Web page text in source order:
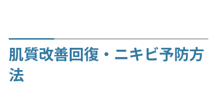
肌質改善回復・ニキビ予防方
法